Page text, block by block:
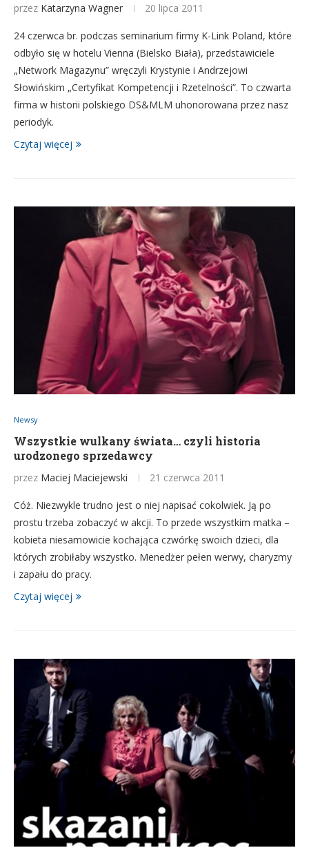
przez Katarzyna Wagner 20 lipca 2011
24 czerwca br. podczas seminarium firmy K-Link Poland, które
odbyło się w hotelu Vienna (Bielsko Biała), przedstawiciele
„Network Magazynu” wręczyli Krystynie i Andrzejowi
Słowińskim „Certyfikat Kompetencji i Rzetelności”. To czwarta
firma w historii polskiego DS&MLM uhonorowana przez nasz
periodyk.
Czytaj więcej
Newsy
Wszystkie wulkany świata… czyli historia
urodzonego sprzedawcy
przez Maciej Maciejewski 21 czerwca 2011
Cóż. Niezwykle trudno jest o niej napisać cokolwiek. Ją po
prostu trzeba zobaczyć w akcji. To przede wszystkim matka –
kobieta niesamowicie kochająca czwórkę swoich dzieci, dla
których zrobiłaby wszystko. Menedżer pełen werwy, charyzmy
i zapału do pracy.
Czytaj więcej